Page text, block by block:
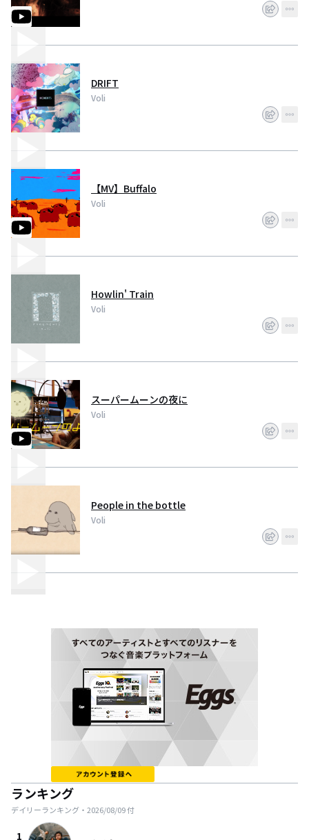
DRIFT
Voli
【MV】Buffalo
Voli
Howlin' Train
Voli
スーパームーンの夜に
Voli
People in the bottle
Voli
ランキング
デイリーランキング・ 2026/08/09付
1